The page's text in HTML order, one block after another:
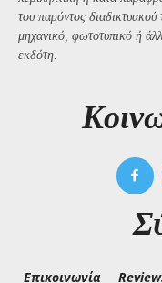
του παρόντος
μηχανικό, φωτοτυπικό ή
εκδότη.
Επικοινωνία